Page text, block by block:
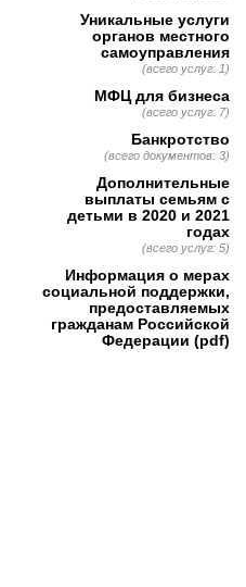
Уникальные услуги
органов местного
самоуправления
(всего услуг: 1)
МФЦ для бизнеса
(всего услуг: 7)
Банкротство
(всего документов: 3)
Дополнительные
выплаты семьям с
детьми в 2020 и 2021
годах
(всего услуг: 5)
Информация о мерах
социальной поддержки,
предоставляемых
гражданам Российской
Федерации (pdf)